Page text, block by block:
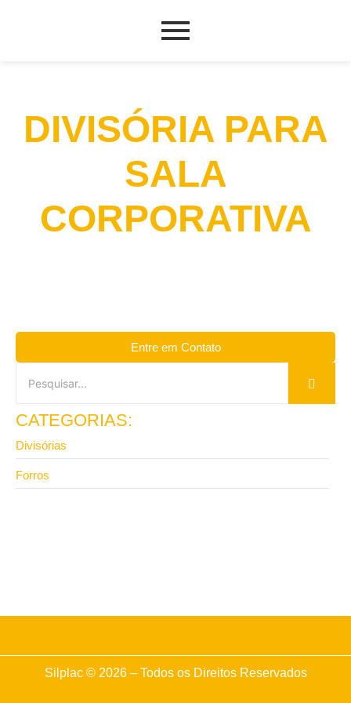
DIVISÓRIA PARA
SALA
CORPORATIVA
Entre em Contato
CATEGORIAS:
Divisórias
Forros
Silplac © 2026 – Todos os Direitos Reservados